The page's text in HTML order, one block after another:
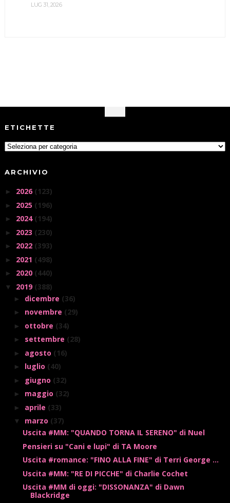
LUG 31, 2026
ETICHETTE
ARCHIVIO
► 2026 (123)
► 2025 (196)
► 2024 (194)
► 2023 (230)
► 2022 (393)
► 2021 (498)
► 2020 (440)
▼ 2019 (388)
► dicembre (36)
► novembre (29)
► ottobre (34)
► settembre (28)
► agosto (16)
► luglio (40)
► giugno (32)
► maggio (32)
► aprile (33)
▼ marzo (37)
Uscita #MM: "QUANDO TORNA IL SERENO" di Nuel
Pensieri su "Cani e lupi" di TA Moore
Uscita #romance: "FINO ALLA FINE" di Terri George ...
Uscita #MM: "RE DI PICCHE" di Charlie Cochet
Uscita #MM di oggi: "DISSONANZA" di Dawn
Blackridge